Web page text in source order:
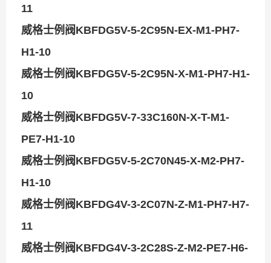
11
威格士例阀KBFDG5V-5-2C95N-EX-M1-PH7-
H1-10
威格士例阀KBFDG5V-5-2C95N-X-M1-PH7-H1-
10
威格士例阀KBFDG5V-7-33C160N-X-T-M1-
PE7-H1-10
威格士例阀KBFDG5V-5-2C70N45-X-M2-PH7-
H1-10
威格士例阀KBFDG4V-3-2C07N-Z-M1-PH7-H7-
11
威格士例阀KBFDG4V-3-2C28S-Z-M2-PE7-H6-